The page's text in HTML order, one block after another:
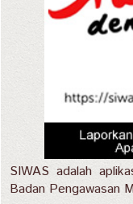
SIWAS adalah
Badan Pengawasan